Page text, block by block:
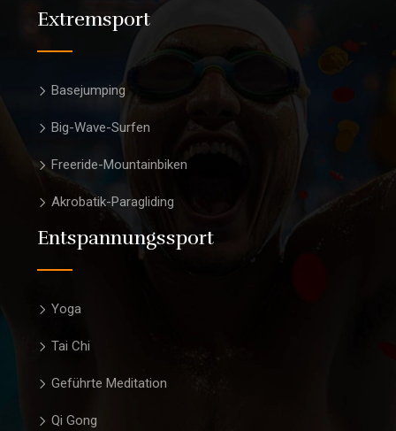
Extremsport
Basejumping
Big-Wave-Surfen
Freeride-Mountainbiken
Akrobatik-Paragliding
Entspannungssport
Yoga
Tai Chi
Geführte Meditation
Qi Gong